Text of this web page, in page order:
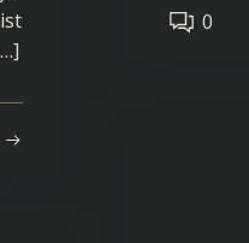
0